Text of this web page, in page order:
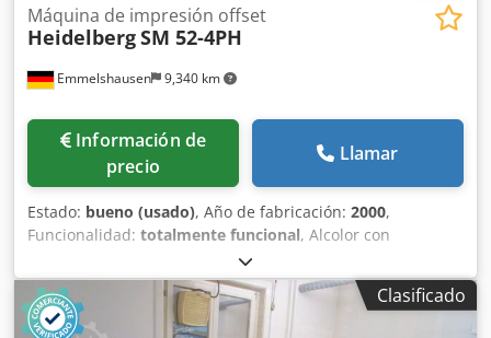
Emmelshausen 9,340 km
Máquina de impresión offset
HeidelbergSM 52-4PH
Información de
precio
Llamar
Estado: bueno (usado), Año de fabricación: 2000,
Funcionalidad: totalmente funcional, Alcolor con
refrigeración Baldwin todos los dispositivos de lavado
Autoplate Dkjdpfxsxyfi Is Ap Hjr CPTronic control remoto de
tinta: CPC 1-04 salida de alto apilado extendida con
secador IR aprox. 94 millones de impresiones
Clasificado